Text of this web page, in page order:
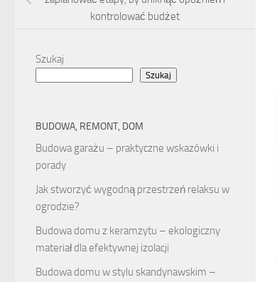
kontrolować budżet
Szukaj
Szukaj
BUDOWA, REMONT, DOM
Budowa garażu – praktyczne wskazówki i
porady
Jak stworzyć wygodną przestrzeń relaksu w
ogrodzie?
Budowa domu z keramzytu – ekologiczny
materiał dla efektywnej izolacji
Budowa domu w stylu skandynawskim –